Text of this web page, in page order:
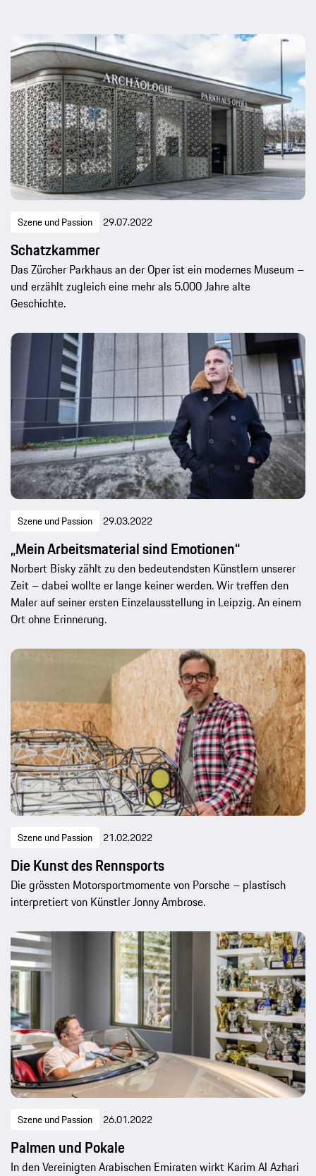
Szene und Passion 29.07.2022
Schatzkammer
Das Zürcher Parkhaus an der Oper ist ein modernes Museum –
und erzählt zugleich eine mehr als 5.000 Jahre alte
Geschichte.
Szene und Passion 29.03.2022
„Mein Arbeitsmaterial sind Emotionen“
Norbert Bisky zählt zu den bedeutendsten Künstlern unserer
Zeit – dabei wollte er lange keiner werden. Wir treffen den
Maler auf seiner ersten Einzelausstellung in Leipzig. An einem
Ort ohne Erinnerung.
Szene und Passion 21.02.2022
Die Kunst des Rennsports
Die grössten Motorsportmomente von Porsche – plastisch
interpretiert von Künstler Jonny Ambrose.
Szene und Passion 26.01.2022
Palmen und Pokale
In den Vereinigten Arabischen Emiraten wirkt Karim Al Azhari